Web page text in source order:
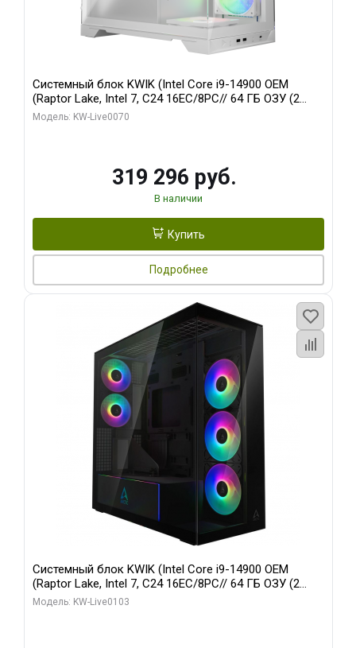
Системный блок KWIK (Intel Core i9-14900 OEM
(Raptor Lake, Intel 7, C24 16EC/8PC// 64 ГБ ОЗУ (2
модуля)/ Gigabyte RTX5080 XTREME WATERFORCE
Модель: KW-Live0070
319 296 руб.
В наличии
Купить
Подробнее
Системный блок KWIK (Intel Core i9-14900 OEM
(Raptor Lake, Intel 7, C24 16EC/8PC// 64 ГБ ОЗУ (2
модуля)/ Afox RTX4090 24GB GDDR6X 384-Bit 3xDP
Модель: KW-Live0103